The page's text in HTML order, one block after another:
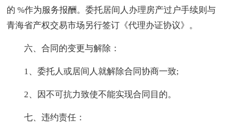
的 %作为服务报酬。委托居间人办理房产过户手续则与
青海省产权交易市场另行签订《代理办证协议》。
六、合同的变更与解除：
1、委托人或居间人就解除合同协商一致;
2、因不可抗力致使不能实现合同目的。
七、违约责任：